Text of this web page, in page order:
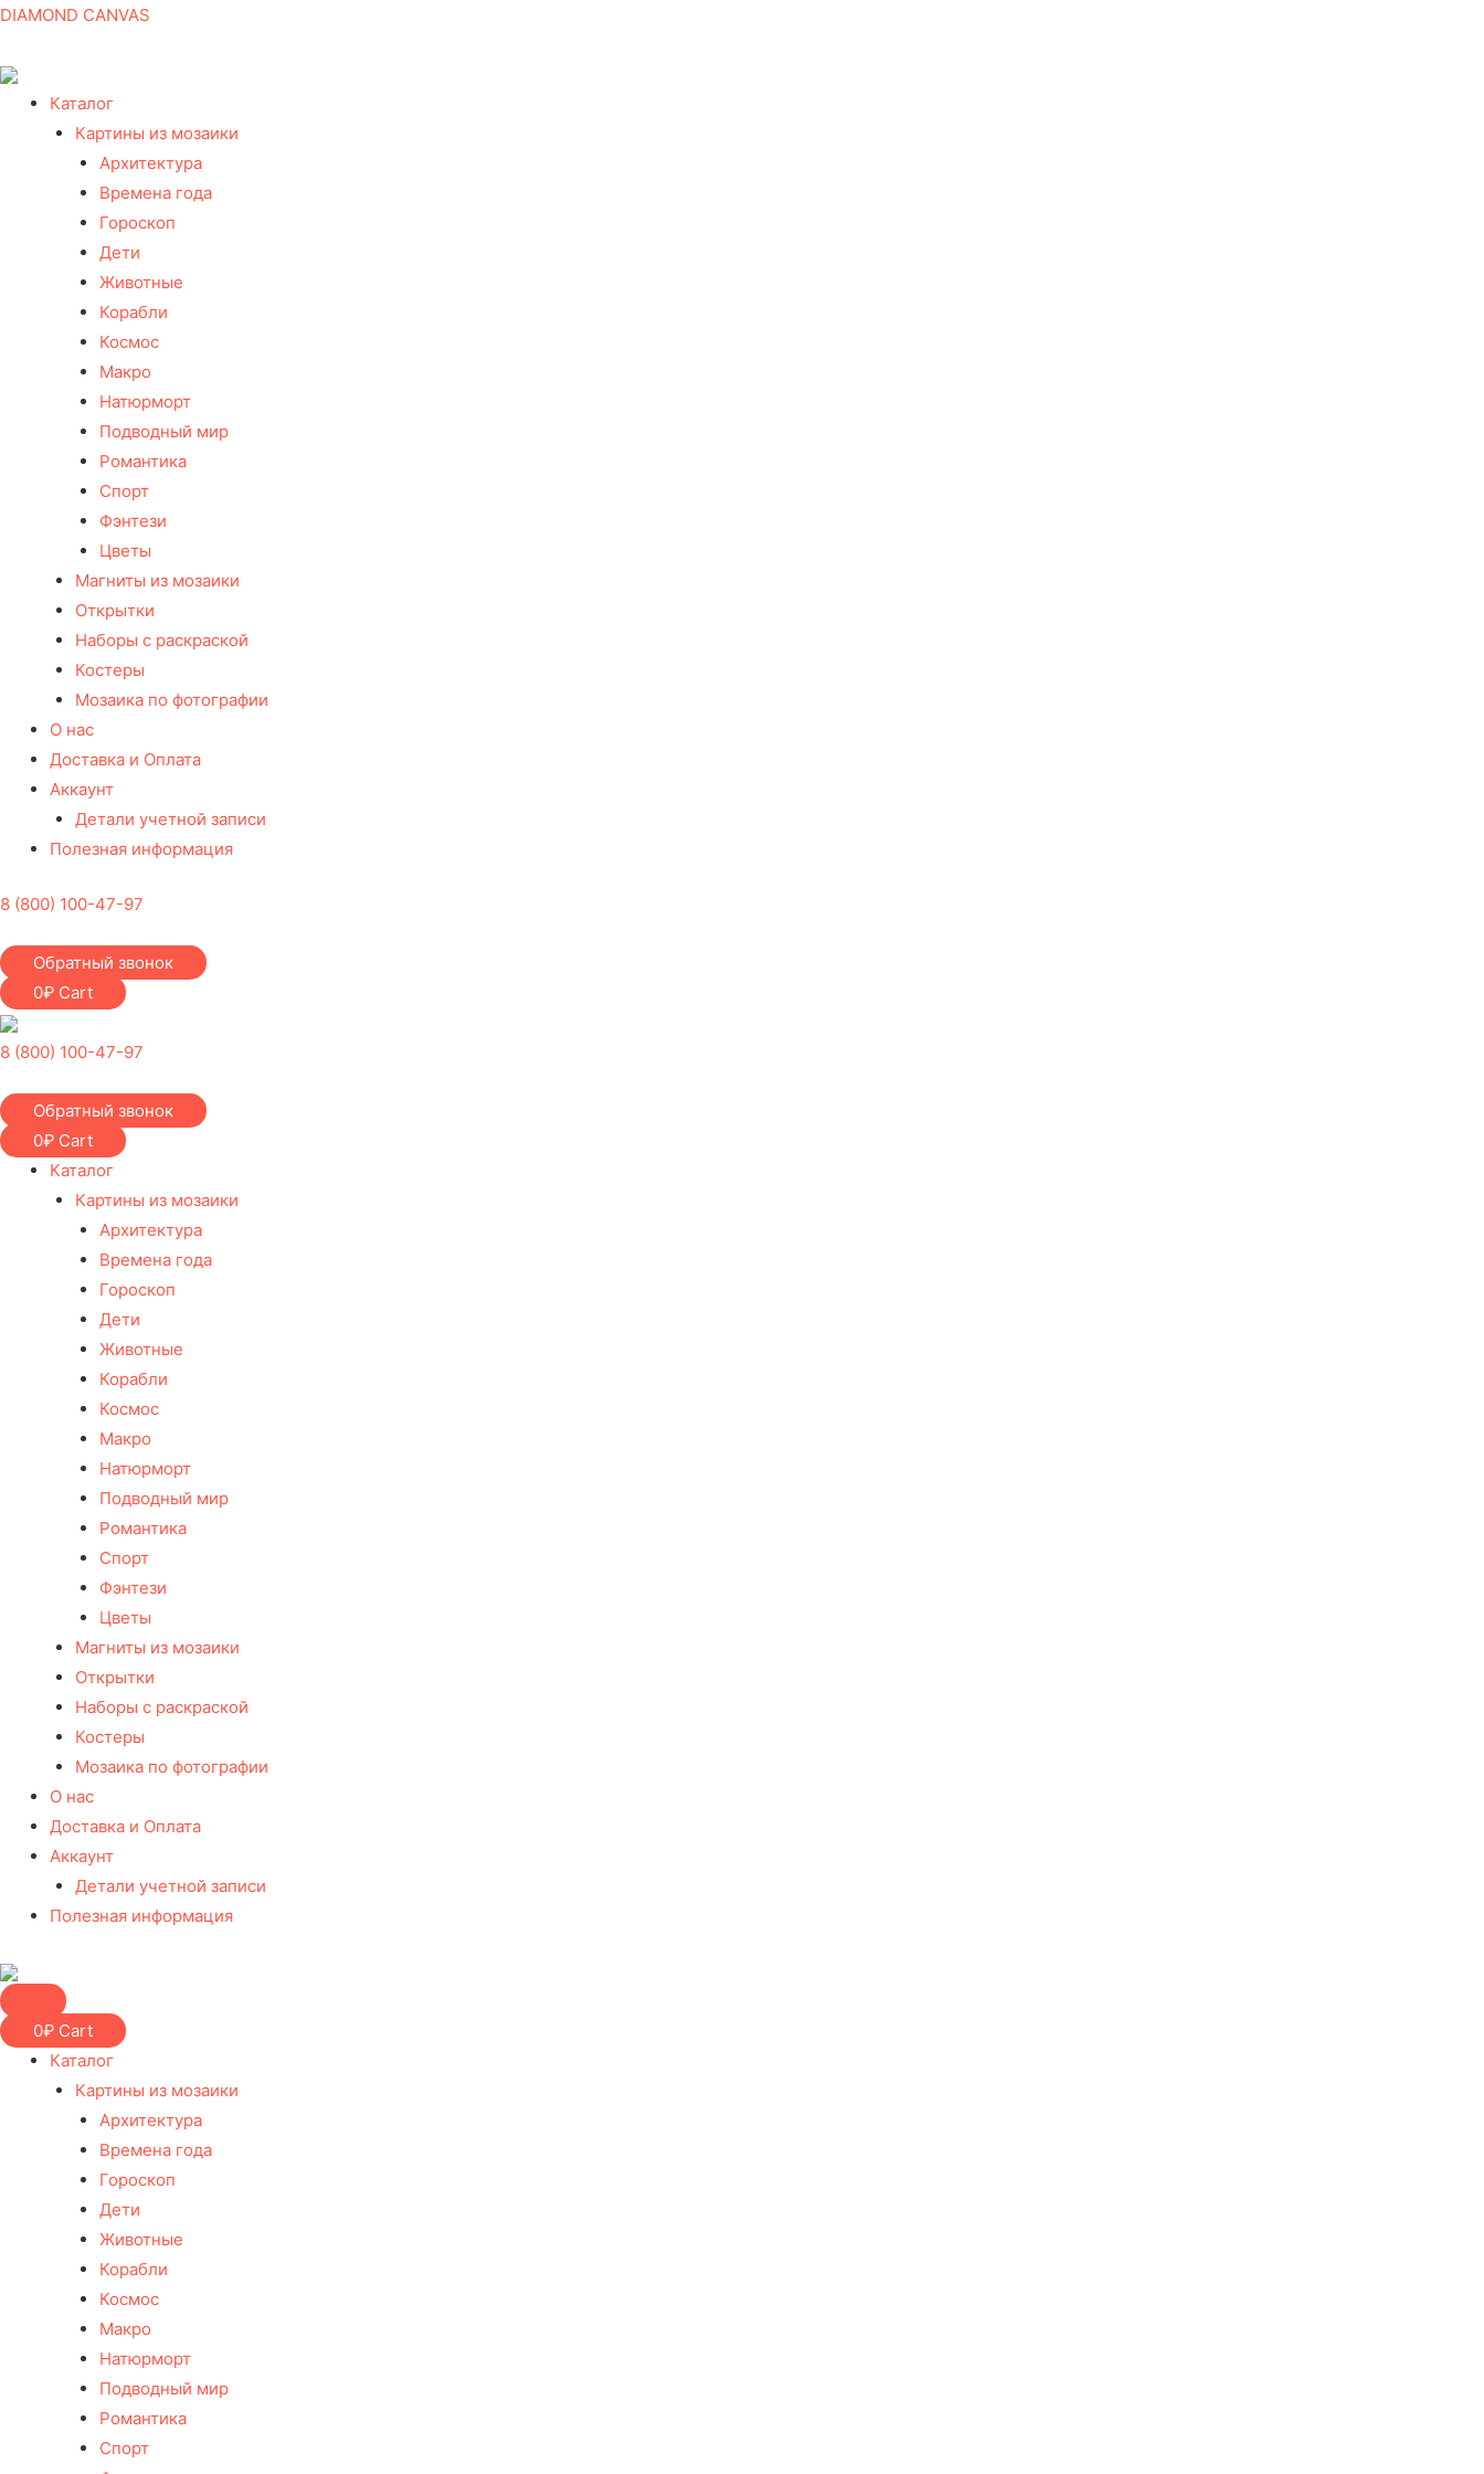
DIAMOND CANVAS
Каталог
Картины из мозаики
Архитектура
Времена года
Гороскоп
Дети
Животные
Корабли
Космос
Макро
Натюрморт
Подводный мир
Романтика
Спорт
Фэнтези
Цветы
Магниты из мозаики
Открытки
Наборы с раскраской
Костеры
Мозаика по фотографии
О нас
Доставка и Оплата
Аккаунт
Детали учетной записи
Полезная информация
8 (800) 100-47-97
Обратный звонок
0₽ Cart
8 (800) 100-47-97
Обратный звонок
0₽ Cart
Каталог
Картины из мозаики
Архитектура
Времена года
Гороскоп
Дети
Животные
Корабли
Космос
Макро
Натюрморт
Подводный мир
Романтика
Спорт
Фэнтези
Цветы
Магниты из мозаики
Открытки
Наборы с раскраской
Костеры
Мозаика по фотографии
О нас
Доставка и Оплата
Аккаунт
Детали учетной записи
Полезная информация
0₽ Cart
Каталог
Картины из мозаики
Архитектура
Времена года
Гороскоп
Дети
Животные
Корабли
Космос
Макро
Натюрморт
Подводный мир
Романтика
Спорт